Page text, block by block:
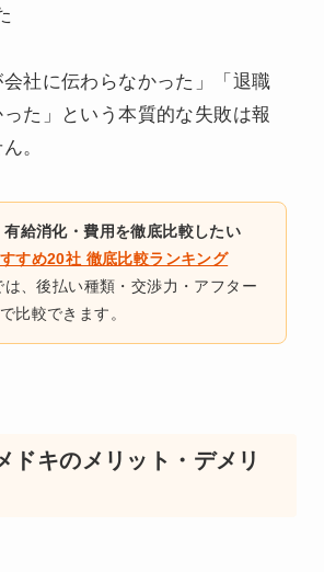
会社に伝わらなかった」「退職
た」という本質的な失敗は報
。
給消化・費用を徹底比較したい
すめ20社 徹底比較ランキング
は、後払い種類・交渉力・アフター
比較できます。
ドキのメリット・デメリ